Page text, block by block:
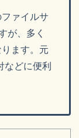
ファイルサ
が、多く
ます。元
などに便利